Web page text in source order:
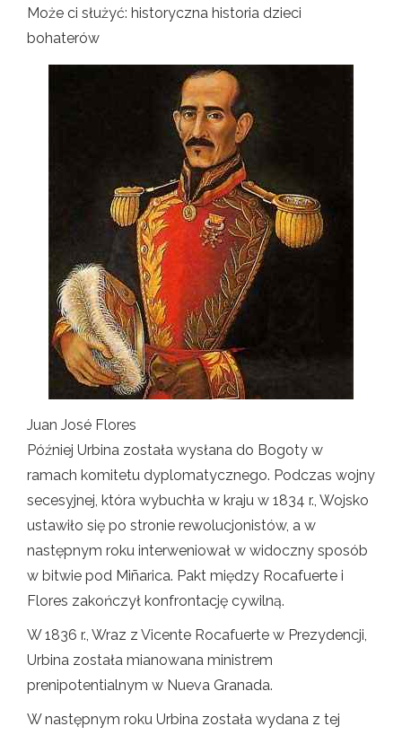
Może ci służyć: historyczna historia dzieci
bohaterów
Juan José Flores
Później Urbina została wysłana do Bogoty w
ramach komitetu dyplomatycznego. Podczas wojny
secesyjnej, która wybuchła w kraju w 1834 r., Wojsko
ustawiło się po stronie rewolucjonistów, a w
następnym roku interweniował w widoczny sposób
w bitwie pod Miñarica. Pakt między Rocafuerte i
Flores zakończył konfrontację cywilną.
W 1836 r., Wraz z Vicente Rocafuerte w Prezydencji,
Urbina została mianowana ministrem
prenipotentialnym w Nueva Granada.
W następnym roku Urbina została wydana z tej